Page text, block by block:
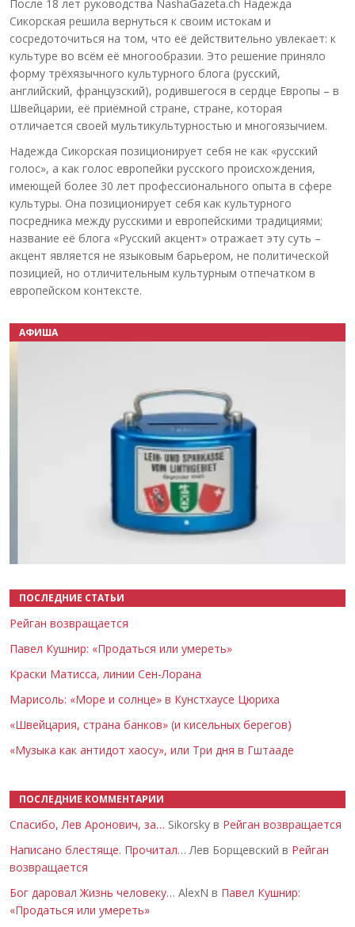
После 18 лет руководства NashaGazeta.ch Надежда
Сикорская решила вернуться к своим истокам и
сосредоточиться на том, что её действительно увлекает: к
культуре во всём её многообразии. Это решение приняло
форму трёхязычного культурного блога (русский,
английский, французский), родившегося в сердце Европы – в
Швейцарии, её приёмной стране, стране, которая
отличается своей мультикультурностью и многоязычием.
Надежда Сикорская позиционирует себя не как «русский
голос», а как голос европейки русского происхождения,
имеющей более 30 лет профессионального опыта в сфере
культуры. Она позиционирует себя как культурного
посредника между русскими и европейскими традициями;
название её блога «Русский акцент» отражает эту суть –
акцент является не языковым барьером, не политической
позицией, но отличительным культурным отпечатком в
европейском контексте.
АФИША
ПОСЛЕДНИЕ СТАТЬИ
Рейган возвращается
Павел Кушнир: «Продаться или умереть»
Краски Матисса, линии Сен-Лорана
Марисоль: «Море и солнце» в Кунстхаусе Цюриха
«Швейцария, страна банков» (и кисельных берегов)
«Музыка как антидот хаосу», или Три дня в Гштааде
ПОСЛЕДНИЕ КОММЕНТАРИИ
Спасибо, Лев Аронович, за… Sikorsky в Рейган возвращается
Написано блестяще. Прочитал… Лев Борщевский в Рейган
возвращается
Бог даровал Жизнь человеку… AlexN в Павел Кушнир:
«Продаться или умереть»